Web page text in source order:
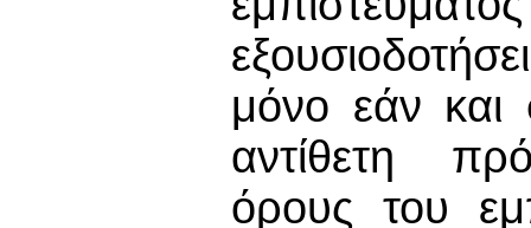
μόνο εάν και
αντίθετη
όρους του